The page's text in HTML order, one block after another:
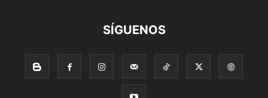
SÍGUENOS